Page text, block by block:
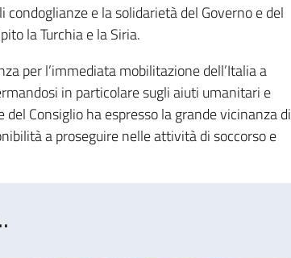
e la solidarietà del Governo e del
la Turchia e la Siria.
per l’immediata mobilitazione dell’Italia a
in particolare sugli aiuti umanitari e
del Consiglio ha espresso la grande vicinanza di
a proseguire nelle attività di soccorso e